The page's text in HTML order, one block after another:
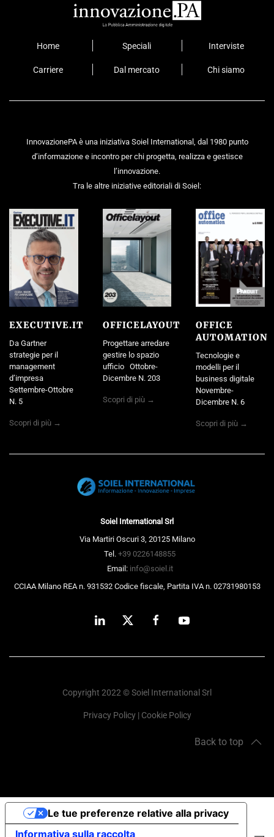
Home Speciali Interviste
Carriere Dal mercato Chi siamo
InnovazionePA è una iniziativa Soiel International, dal 1980 punto
d’informazione e incontro per chi progetta, realizza e gestisce
l’innovazione.
Tra le altre iniziative editoriali di Soiel:
EXECUTIVE.IT
Da Gartner
strategie per il
management
d’impresa
Settembre-Ottobre
N. 5
Scopri di più →
OFFICELAYOUT
Progettare arredare
gestire lo spazio
ufficio Ottobre-
Dicembre N. 203
Scopri di più →
OFFICE
AUTOMATION
Tecnologie e
modelli per il
business digitale
Novembre-
Dicembre N. 6
Scopri di più →
Soiel International Srl
Via Martiri Oscuri 3, 20125 Milano
Tel. +39 0226148855
Email: info@soiel.it
CCIAA Milano REA n. 931532 Codice fiscale, Partita IVA n. 02731980153
Copyright 2022 © Soiel International Srl
Privacy Policy| Cookie Policy
Back to top
Informativa sulla raccolta
Le tue preferenze relative alla privacy